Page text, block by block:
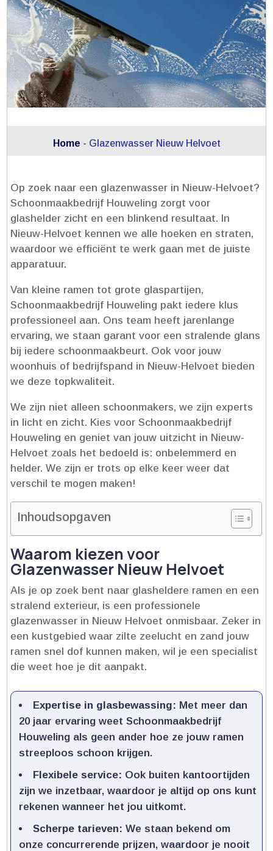
Home - Glazenwasser Nieuw Helvoet
Op zoek naar een glazenwasser in Nieuw-Helvoet?
Schoonmaakbedrijf Houweling zorgt voor
glashelder zicht en een blinkend resultaat.​ In
Nieuw-Helvoet kennen we alle hoeken en straten,
waardoor we efficiënt te werk gaan met de juiste
apparatuur.​
Van kleine ramen tot grote glaspartijen,
Schoonmaakbedrijf Houweling pakt iedere klus
professioneel aan.​ Ons team heeft jarenlange
ervaring, we staan garant voor een stralende glans
bij iedere schoonmaakbeurt.​ Ook voor jouw
woonhuis of bedrijfspand in Nieuw-Helvoet bieden
we deze topkwaliteit.​
We zijn niet alleen schoonmakers, we zijn experts
in licht en zicht.​ Kies voor Schoonmaakbedrijf
Houweling en geniet van jouw uitzicht in Nieuw-
Helvoet zoals het bedoeld is: onbelemmerd en
helder.​ We zijn er trots op elke keer weer dat
verschil te mogen maken!
Inhoudsopgaven
Waarom kiezen voor
Glazenwasser Nieuw Helvoet
Als je op zoek bent naar glasheldere ramen en een
stralend exterieur, is een professionele
glazenwasser in Nieuw Helvoet onmisbaar.​ Zeker in
een kustgebied waar zilte zeelucht en zand jouw
ramen snel dof kunnen maken, wil je een specialist
die weet hoe je dit aanpakt.​
Expertise in glasbewassing: Met meer dan
20 jaar ervaring weet Schoonmaakbedrijf
Houweling als geen ander hoe ze jouw ramen
streeploos schoon krijgen.​
Flexibele service: Ook buiten kantoortijden
zijn we inzetbaar, waardoor je altijd op ons kunt
rekenen wanneer het jou uitkomt.​
Scherpe tarieven: We staan bekend om
onze concurrerende prijzen, waardoor je nooit